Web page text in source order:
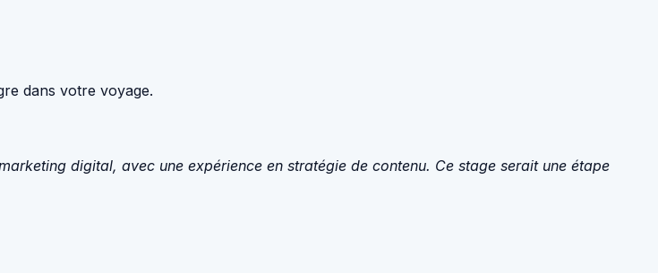
dans votre voyage.
digital, avec une expérience en stratégie de contenu. Ce stage serait une étape